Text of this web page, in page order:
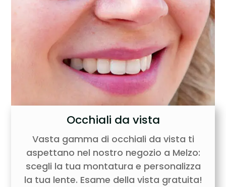
Occhiali da vista
Vasta gamma di occhiali da vista ti
aspettano nel nostro negozio a Melzo:
scegli la tua montatura e personalizza
la tua lente. Esame della vista gratuita!